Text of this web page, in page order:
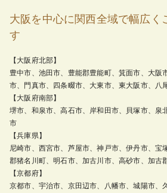
大阪を中心に関西全域で幅広く
す
【大阪府北部】
豊中市、池田市、豊能郡豊能町、箕面市、大阪
市、門真市、四条畷市、大東市、東大阪市、八
【大阪府南部】
堺市、和泉市、高石市、岸和田市、貝塚市、泉
市
【兵庫県】
尼崎市、西宮市、芦屋市、神戸市、伊丹市、宝
郡猪名川町、明石市、加古川市、高砂市、加古
【京都府】
京都市、宇治市、京田辺市、八幡市、城陽市、